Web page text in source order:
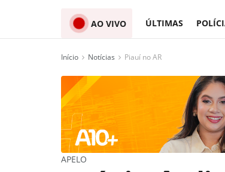
AO VIVO ÚLTIMAS
Início Notícias Piauí no AR
APELO